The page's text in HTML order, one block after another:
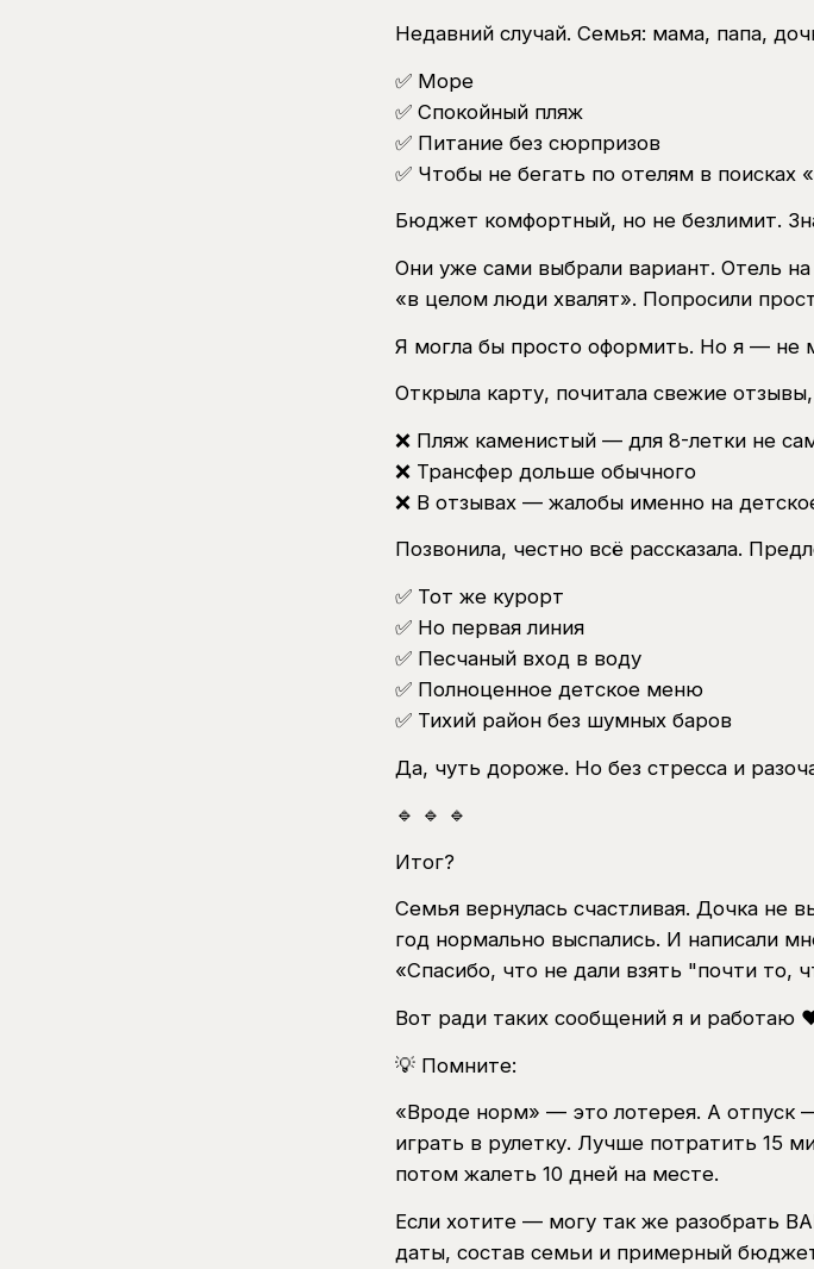
Недавний случай. Семья: мама, папа,
✅ Море
✅ Спокойный пляж
✅ Питание без сюрпризов
✅ Чтобы не бегать по отелям в поисках
Бюджет комфортный, но не безлимит.
Они уже сами выбрали вариант. Отель
«в целом люди хвалят». Попросили
Я могла бы просто оформить. Но я — не
Открыла карту, почитала свежие
❌ Пляж каменистый — для 8-летки не
❌ Трансфер дольше обычного
❌ В отзывах — жалобы именно на
Позвонила, честно всё рассказала.
✅ Тот же курорт
✅ Но первая линия
✅ Песчаный вход в воду
✅ Полноценное детское меню
✅ Тихий район без шумных баров
Да, чуть дороже. Но без стресса и
🔹 🔹 🔹
Итог?
Семья вернулась счастливая. Дочка не
год нормально выспались. И написали
«Спасибо, что не дали взять "почти то,
Вот ради таких сообщений я и работаю
💡 Помните:
«Вроде норм» — это лотерея. А отпуск
играть в рулетку. Лучше потратить 15
потом жалеть 10 дней на месте.
Если хотите — могу так же разобрать
даты, состав семьи и примерный